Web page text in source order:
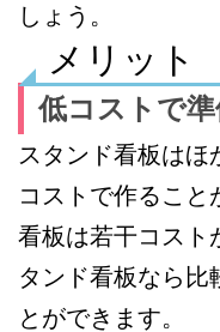
しょう。
メリット
低コストで
スタンド看板は
コストで作ること
看板は若干コスト
タンド看板なら比
とができます。